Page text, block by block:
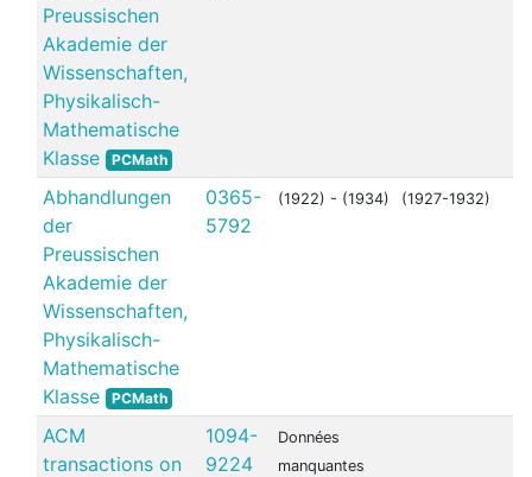
Preussischen
Akademie der
Wissenschaften,
Physikalisch-
Mathematische
Klasse
PCMath
Abhandlungen
der
Preussischen
Akademie der
Wissenschaften,
Physikalisch-
Mathematische
Klasse
PCMath
0365-
5792
(1922) - (1934) (1927-1932)
ACM
transactions on
1094-
9224
Données
manquantes